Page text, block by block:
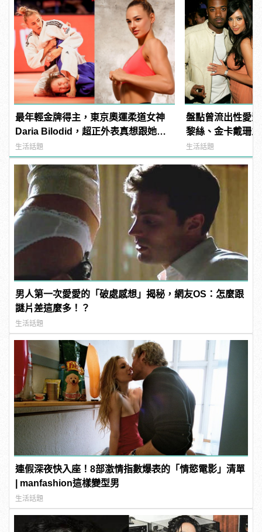
最年輕金牌得主，東京奧運柔道女神
Daria Bilodid，超正外表真想跟她對
練！ | manfashion這樣變型男
生活話題
盤點曾流出性愛
黎絲、金卡戴珊
生活話題
男人第一次愛愛的「破處感想」揭秘，網友OS：怎麼跟
謎片差這麼多！？
生活話題
連假深夜快入座！8部激情指數爆表的「情慾電影」清單
| manfashion這樣變型男
生活話題